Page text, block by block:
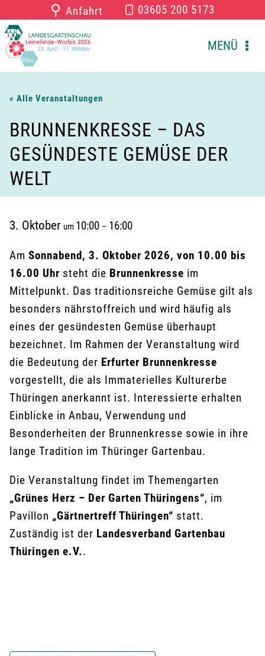
Inhalt
springen
⚲ Anfahrt 03605 200 5173
MENÜ
« Alle Veranstaltungen
BRUNNENKRESSE – DAS
GESÜNDESTE GEMÜSE DER
WELT
3. Oktober um 10:00 – 16:00
Am Sonnabend, 3. Oktober 2026, von 10.00 bis
16.00 Uhr steht die Brunnenkresse im
Mittelpunkt. Das traditionsreiche Gemüse gilt als
besonders nährstoffreich und wird häufig als
eines der gesündesten Gemüse überhaupt
bezeichnet. Im Rahmen der Veranstaltung wird
die Bedeutung der Erfurter Brunnenkresse
vorgestellt, die als Immaterielles Kulturerbe
Thüringen anerkannt ist. Interessierte erhalten
Einblicke in Anbau, Verwendung und
Besonderheiten der Brunnenkresse sowie in ihre
lange Tradition im Thüringer Gartenbau.
Die Veranstaltung findet im Themengarten
„Grünes Herz – Der Garten Thüringens“, im
Pavillon „Gärtnertreff Thüringen“ statt.
Zuständig ist der Landesverband Gartenbau
Thüringen e.V..